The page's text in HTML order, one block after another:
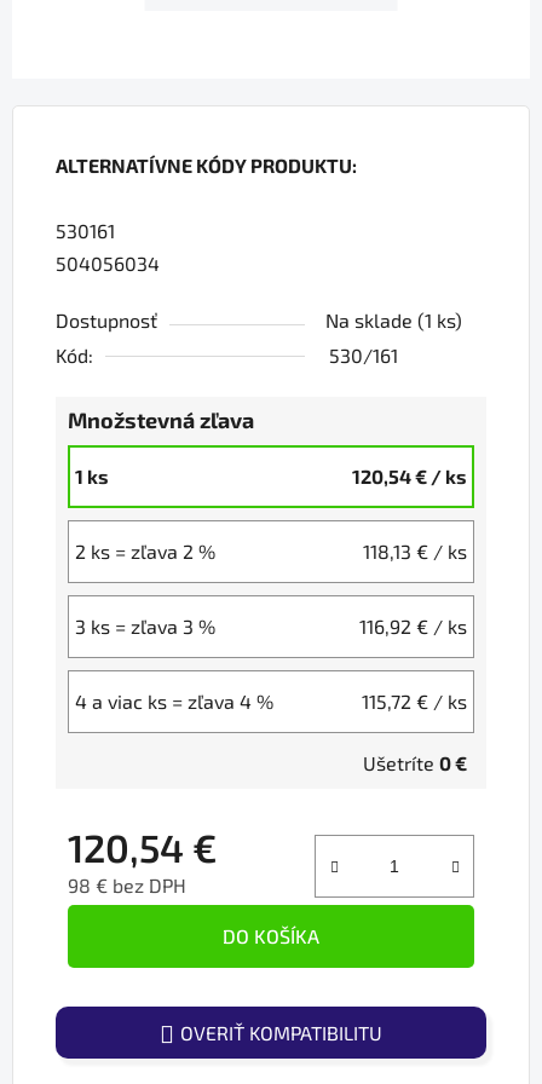
ALTERNATÍVNE KÓDY PRODUKTU:
530161
504056034
Dostupnosť Na sklade (1 ks)
Kód:
530/161
Množstevná zľava
1 ks 120,54 € / ks
2 ks = zľava 2 % 118,13 € / ks
3 ks = zľava 3 % 116,92 € / ks
4 a viac ks = zľava 4 % 115,72 € / ks
Ušetríte 0 €
120,54 €
98 € bez DPH
DO KOŠÍKA
OVERIŤ KOMPATIBILITU